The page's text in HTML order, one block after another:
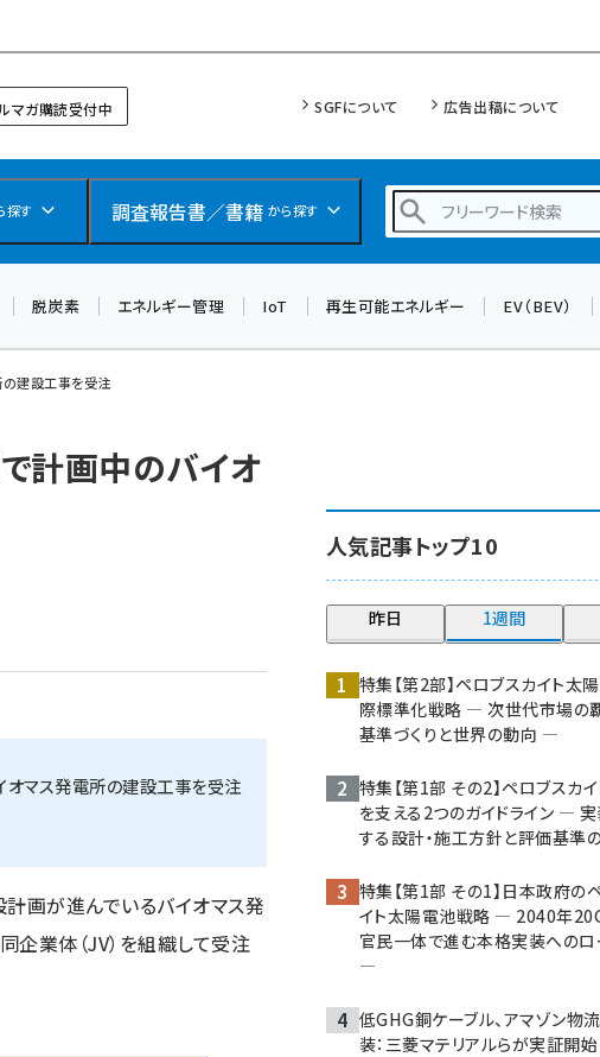
マガ購読受付中 SGFについて 広告出稿について
探す 調査報告書／書籍 から探す
ngn (262)
大串 (210)
aitras (176)
タンデム (140)
脱炭素 エネルギー管理 IoT 再生可能エネルギー EV（BEV）
の建設工事を受注
計画中のバイオ
オマス発電所の建設工事を受注
画が進んでいるバイオマス発
業体（JV）を組織して受注
人気記事トップ10
昨日 1週間
特集【第2部】ペロブスカイト太
際標準化戦略 ― 次世代市場の
基準づくりと世界の動向 ―
特集【第1部 その2】ペロブスカ
を支える2つのガイドライン ―
する設計・施工方針と評価基準
特集【第1部 その1】日本政府の
イト太陽電池戦略 ― 2040年
官民一体で進む本格実装へのロ
―
低GHG銅ケーブル、アマゾン物
装：三菱マテリアルらが実証開始